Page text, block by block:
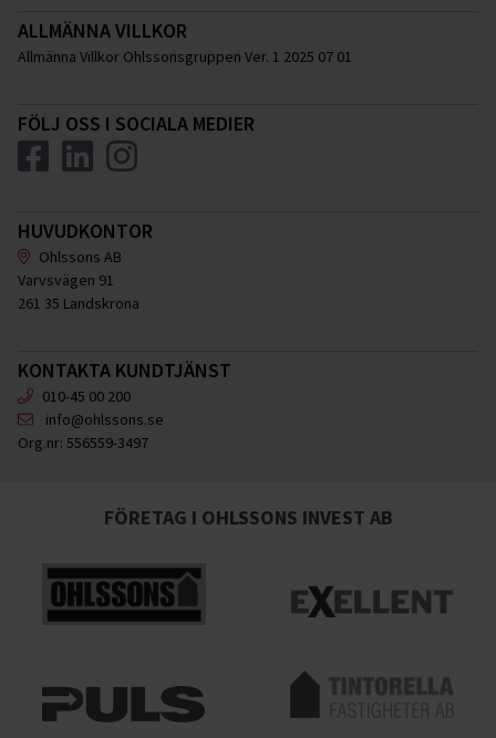
ALLMÄNNA VILLKOR
Allmänna Villkor Ohlssonsgruppen Ver. 1 2025 07 01
FÖLJ OSS I SOCIALA MEDIER
HUVUDKONTOR
Ohlssons AB
Varvsvägen 91
261 35 Landskrona
KONTAKTA KUNDTJÄNST
010-45 00 200
info@ohlssons.se
Org.nr: 556559-3497
FÖRETAG I OHLSSONS INVEST AB